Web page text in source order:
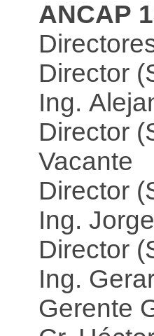
ANCAP
Director
Ing.
Director
Vacante
Director
Ing.
Director
Ing.
Gerente